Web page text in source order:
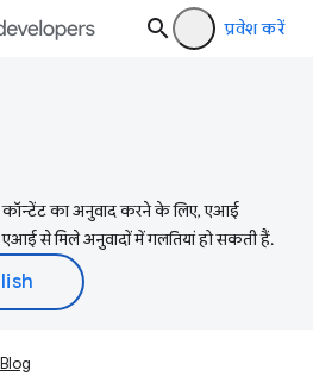
प्रवेश करें
कॉन्टेंट का अनुवाद करने के लिए, एआई
से मिले अनुवादों में गलतियां हो सकती हैं.
Blog